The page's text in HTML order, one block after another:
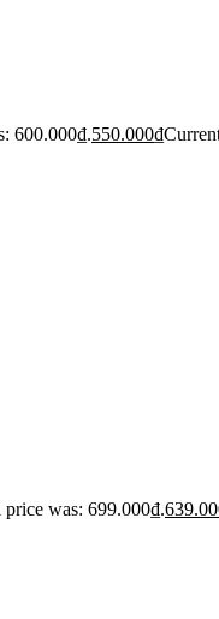
600.000₫.550.000₫
was: 699.000₫.